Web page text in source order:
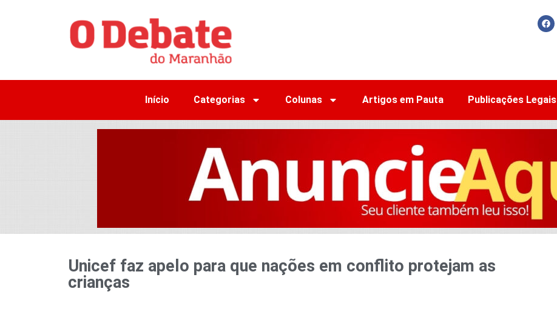
Início Categorias Colunas Artigos em Pauta Publicações Legais
Unicef faz apelo para que nações em conflito protejam as
crianças